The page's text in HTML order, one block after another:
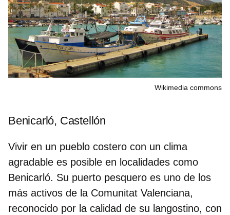
Wikimedia commons
Benicarló, Castellón
Vivir en un pueblo costero con un clima
agradable es posible en localidades como
Benicarló. Su puerto pesquero es uno de los
más activos de la Comunitat Valenciana,
reconocido por la calidad de su langostino, con